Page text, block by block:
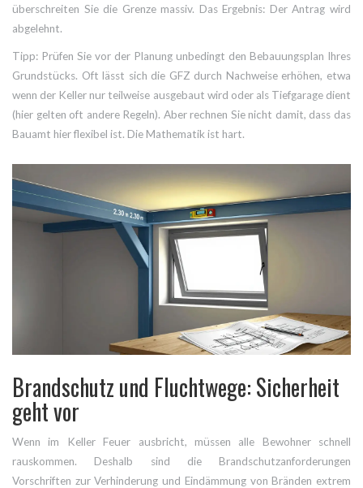
überschreiten Sie die Grenze massiv. Das Ergebnis: Der Antrag wird
abgelehnt.
Tipp: Prüfen Sie vor der Planung unbedingt den Bebauungsplan Ihres
Grundstücks. Oft lässt sich die GFZ durch Nachweise erhöhen, etwa
wenn der Keller nur teilweise ausgebaut wird oder als Tiefgarage dient
(hier gelten oft andere Regeln). Aber rechnen Sie nicht damit, dass das
Bauamt hier flexibel ist. Die Mathematik ist hart.
Brandschutz und Fluchtwege: Sicherheit
geht vor
Wenn im Keller Feuer ausbricht, müssen alle Bewohner schnell
rauskommen. Deshalb sind die Brandschutzanforderungen
Vorschriften zur Verhinderung und Eindämmung von Bränden extrem